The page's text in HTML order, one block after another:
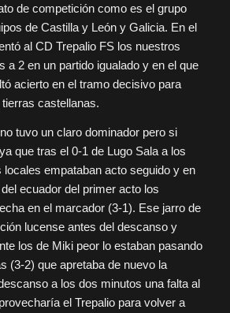
de competición como es el grupo
de Castilla y León y Galicia. En el
al CD Trepalio FS los nuestros
a 2 en un partido igualado y en el que
acierto en el tramo decisivo para
castellanas.
tuvo un claro dominador pero si
que tras el 0-1 de Lugo Sala a los
empataban acto seguido y en
ecuador del primer acto los
en el marcador (3-1). Ese jarro de
lucense antes del descanso y
los de Miki peor lo estaban pasando
(3-2) que apretaba de nuevo la
a los dos minutos una falta al
el Trepalio para volver a